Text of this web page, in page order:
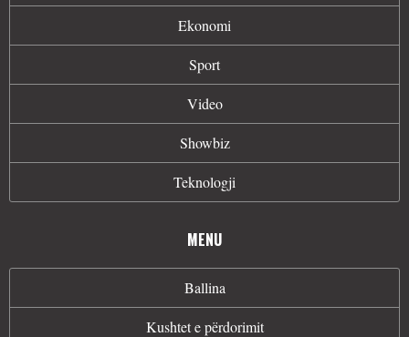
Ekonomi
Sport
Video
Showbiz
Teknologji
MENU
Ballina
Kushtet e përdorimit